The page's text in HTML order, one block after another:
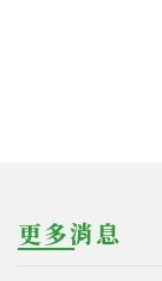
更多消息